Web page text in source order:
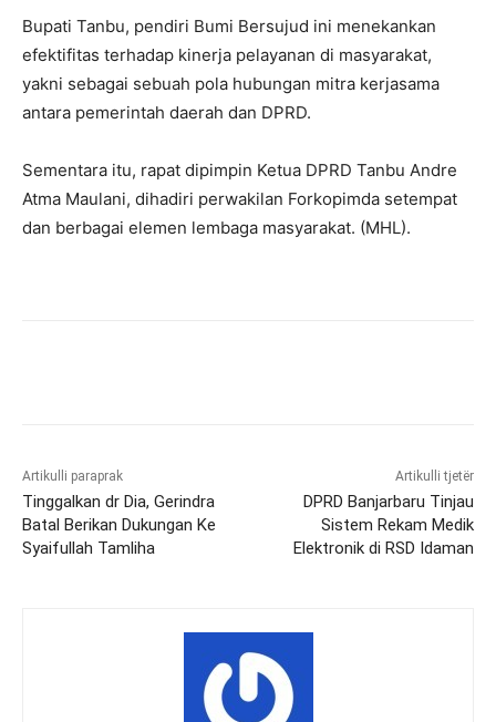
Bupati Tanbu, pendiri Bumi Bersujud ini menekankan
efektifitas terhadap kinerja pelayanan di masyarakat,
yakni sebagai sebuah pola hubungan mitra kerjasama
antara pemerintah daerah dan DPRD.
Sementara itu, rapat dipimpin Ketua DPRD Tanbu Andre
Atma Maulani, dihadiri perwakilan Forkopimda setempat
dan berbagai elemen lembaga masyarakat. (MHL).
Artikulli paraprak
Tinggalkan dr Dia, Gerindra
Batal Berikan Dukungan Ke
Syaifullah Tamliha
Artikulli tjetër
DPRD Banjarbaru Tinjau
Sistem Rekam Medik
Elektronik di RSD Idaman